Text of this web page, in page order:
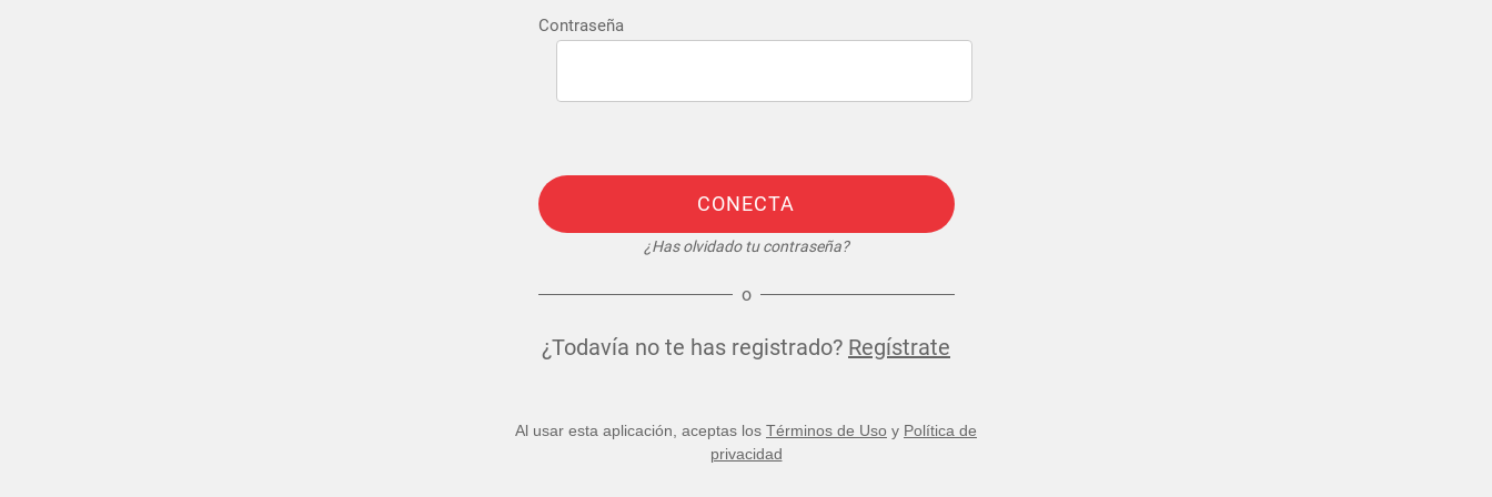
Contraseña
CONECTA
¿Has olvidado tu contraseña?
o
¿Todavía no te has registrado? Regístrate
Al usar esta aplicación, aceptas los Términos de Uso y Política de
privacidad